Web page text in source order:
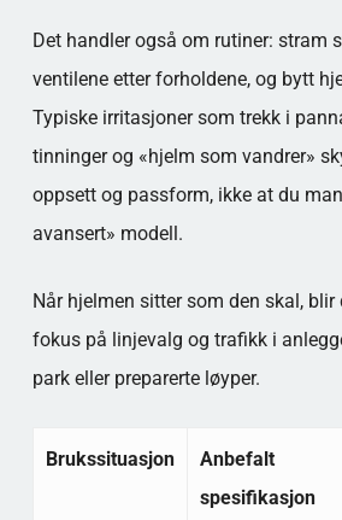
Det handler også om rutiner: stram
ventilene etter forholdene, og bytt
Typiske irritasjoner som trekk i
tinninger og «hjelm som vandrer»
oppsett og passform, ikke at du
avansert» modell.
Når hjelmen sitter som den skal, blir
fokus på linjevalg og trafikk i
park eller preparerte løyper.
Brukssituasjon
Anbefalt
spesifikasjon